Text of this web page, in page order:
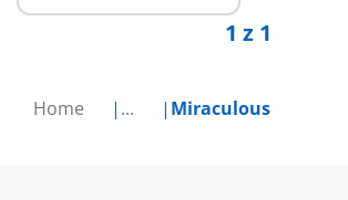
Home ... Miraculous
1 z 1